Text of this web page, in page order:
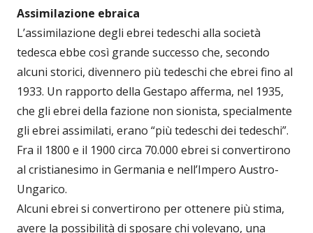
Assimilazione ebraica
L’assimilazione degli ebrei tedeschi alla società
tedesca ebbe così grande successo che, secondo
alcuni storici, divennero più tedeschi che ebrei fino al
1933. Un rapporto della Gestapo afferma, nel 1935,
che gli ebrei della fazione non sionista, specialmente
gli ebrei assimilati, erano “più tedeschi dei tedeschi”.
Fra il 1800 e il 1900 circa 70.000 ebrei si convertirono
al cristianesimo in Germania e nell’Impero Austro-
Ungarico.
Alcuni ebrei si convertirono per ottenere più stima,
avere la possibilità di sposare chi volevano, una